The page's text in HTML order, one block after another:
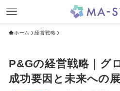
ホーム 経営戦略
P&Gの経営戦略｜グ
成功要因と未来への